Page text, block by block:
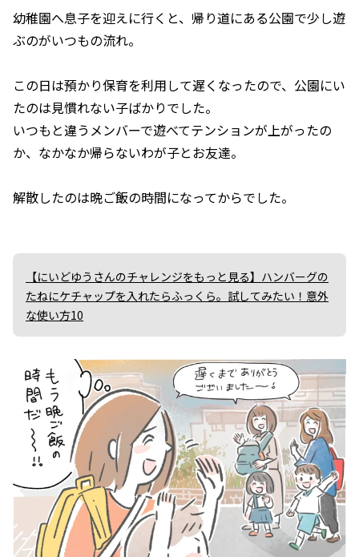
幼稚園へ息子を迎えに行くと、帰り道にある公園で少し遊
ぶのがいつもの流れ。
この日は預かり保育を利用して遅くなったので、公園にい
たのは見慣れない子ばかりでした。
いつもと違うメンバーで遊べてテンションが上がったの
か、なかなか帰らないわが子とお友達。
解散したのは晩ご飯の時間になってからでした。
【にいどゆうさんのチャレンジをもっと見る】ハンバーグの
たねにケチャップを入れたらふっくら。試してみたい！意外
な使い方10